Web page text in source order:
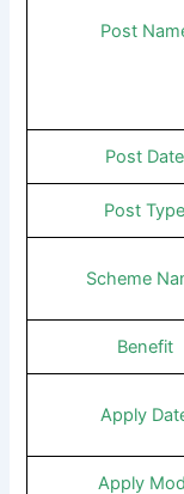
Post
Post Date
Post Type
Scheme
Benefit
Apply
Apply